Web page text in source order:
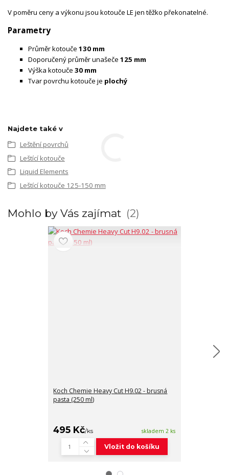
V poměru ceny a výkonu jsou kotouče LE jen těžko překonatelné.
Parametry
Průměr kotouče 130 mm
Doporučený průměr unašeče 125 mm
Výška kotouče 30 mm
Tvar povrchu kotouče je plochý
Najdete také v
Leštění povrchů
Leštící kotouče
Liquid Elements
Leštící kotouče 125-150 mm
Mohlo by Vás zajímat 2
Koch Chemie Heavy Cut H9.02 - brusná
pasta (250 ml)
495 Kč/ks skladem 2 ks
Vložit do košíku